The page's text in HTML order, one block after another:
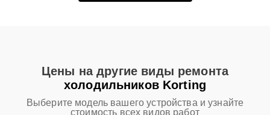
Цены на другие виды ремонта
холодильников Korting
Выберите модель вашего устройства и узнайте
стоимость всех видов работ